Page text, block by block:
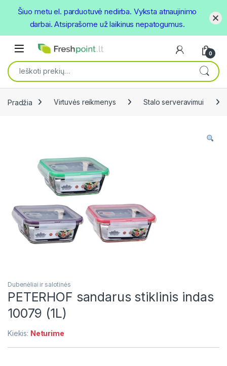
Open
0
Ieškoti:
Pradžia Virtuvės reikmenys Stalo serveravimui
Dubenėliai ir salotinės
PETERHOF sandarus stiklinis indas
10079 (1L)
Kiekis: Neturime
Šiuo metu el. parduotuvė nedirba. Vyksta atnaujinimo
darbai. Atsiprašome už laikinus nepatogumus.